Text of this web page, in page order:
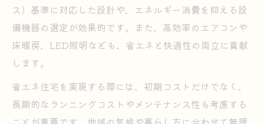
ス）基準に対応した設計や、エネルギー消費を抑える設
備機器の選定が効果的です。また、高効率のエアコンや
床暖房、LED照明なども、省エネと快適性の両立に貢献
します。
省エネ住宅を実現する際には、初期コストだけでなく、
長期的なランニングコストやメンテナンス性も考慮する